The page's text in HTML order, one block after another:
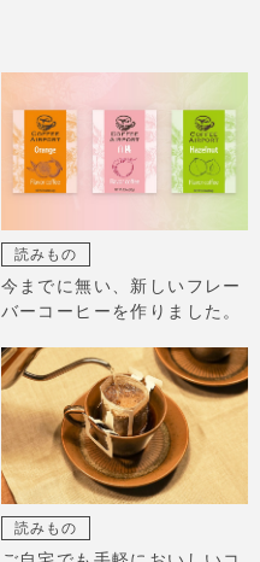
読みもの
今までに無い、新しいフレー
バーコーヒーを作りました。
読みもの